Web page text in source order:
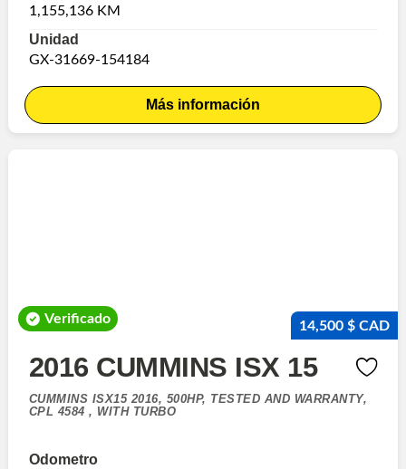
1,155,136 KM
Unidad
GX-31669-154184
Más información
Verificado 14,500 $ CAD
2016 CUMMINS ISX 15
CUMMINS ISX15 2016, 500HP, TESTED AND WARRANTY,
CPL 4584 , WITH TURBO
Odometro